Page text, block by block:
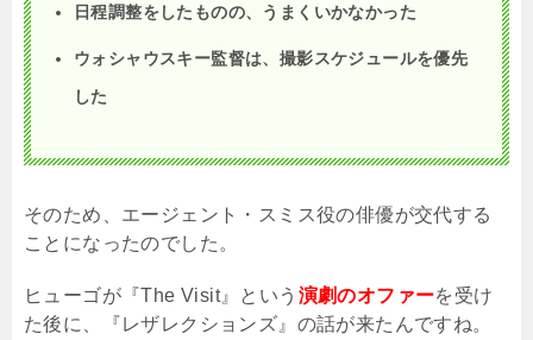
日程調整をしたものの、うまくいかなかった
ウォシャウスキー監督は、撮影スケジュールを優先
した
そのため、エージェント・スミス役の俳優が交代する
ことになったのでした。
ヒューゴが『The Visit』という 演劇のオファーを受け
た後に、『レザレクションズ』の話が来たんですね。